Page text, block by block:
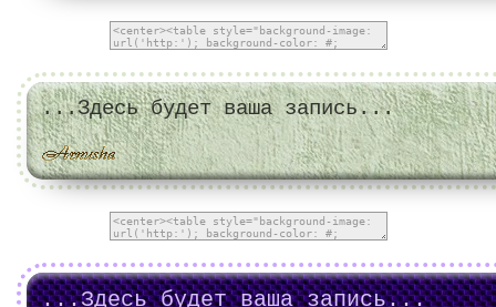
...Здесь будет ваша запись...
...Здесь будет ваша запись...